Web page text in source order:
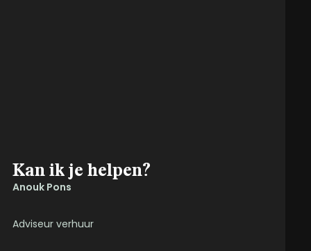
Kan ik je helpen?
Anouk Pons
Adviseur verhuur